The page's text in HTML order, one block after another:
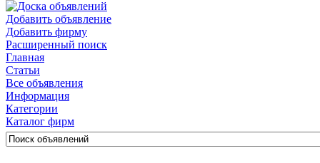
Добавить объявление
Добавить фирму
Расширенный поиск
Главная
Статьи
Все объявления
Информация
Категории
Каталог фирм